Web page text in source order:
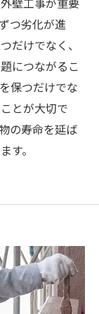
壁工事が重要
つ劣化が進
だけでなく、
につながるこ
保つだけでな
とが大切で
の寿命を延ば
す。